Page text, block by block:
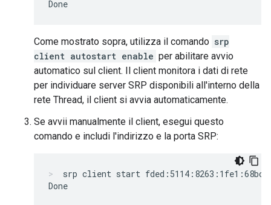
Come mostrato sopra, utilizza il comando srp
client autostart enable per abilitare avvio
automatico sul client. Il client monitora i dati di rete
per individuare server SRP disponibili all'interno della
rete Thread, il client si avvia automaticamente.
Se avvii manualmente il client, esegui questo
comando e includi l'indirizzo e la porta SRP:
srp client start